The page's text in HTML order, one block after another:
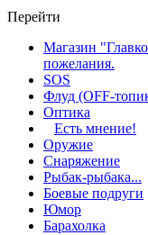
Перейти
Магазин
пожелания.
SOS
Флуд (OFF-
Оптика
Есть мнение!
Оружие
Снаряжение
Рыбак-рыбака...
Боевые подруги
Юмор
Барахолка